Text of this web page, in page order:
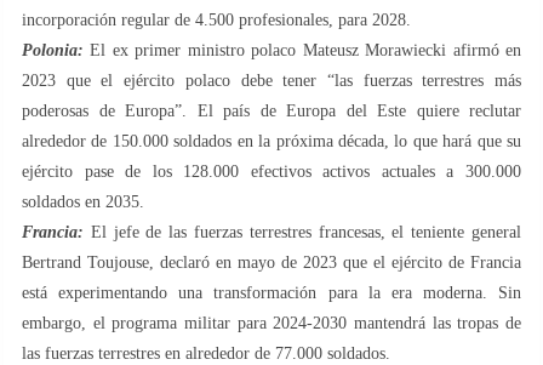
incorporación regular de 4.500 profesionales, para 2028.
Polonia: El ex primer ministro polaco Mateusz Morawiecki afirmó en
2023 que el ejército polaco debe tener “las fuerzas terrestres más
poderosas de Europa”. El país de Europa del Este quiere reclutar
alrededor de 150.000 soldados en la próxima década, lo que hará que su
ejército pase de los 128.000 efectivos activos actuales a 300.000
soldados en 2035.
Francia: El jefe de las fuerzas terrestres francesas, el teniente general
Bertrand Toujouse, declaró en mayo de 2023 que el ejército de Francia
está experimentando una transformación para la era moderna. Sin
embargo, el programa militar para 2024-2030 mantendrá las tropas de
las fuerzas terrestres en alrededor de 77.000 soldados.